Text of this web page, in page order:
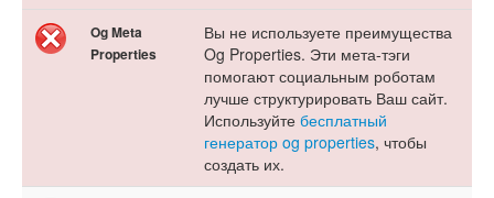
Og Meta
Properties
Вы не используете преимущества
Og Properties. Эти мета-тэги
помогают социальным роботам
лучше структурировать Ваш сайт.
Используйте бесплатный
генератор og properties, чтобы
создать их.